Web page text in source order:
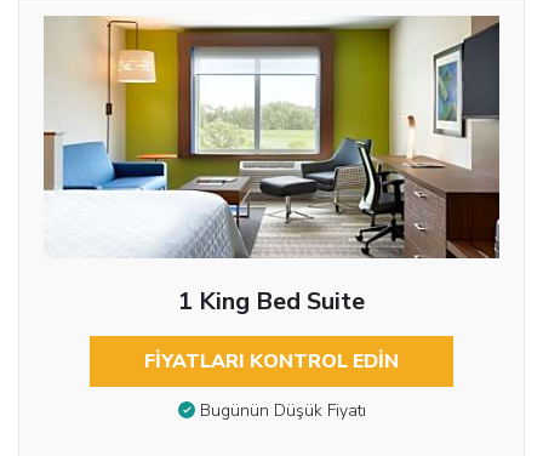
1 King Bed Suite
FIYATLARI KONTROL EDIN
Bugünün Düşük Fiyatı